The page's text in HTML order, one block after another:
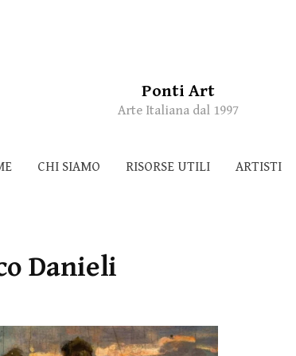
Ponti Art
Arte Italiana dal 1997
CHI SIAMO RISORSE UTILI ARTISTI
Danieli